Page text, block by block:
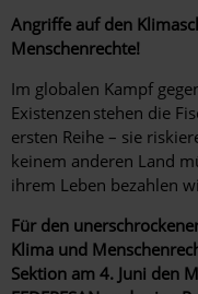
Angriffe auf den
Menschenrechte!
Im globalen Kampf
Existenzen stehen die
ersten Reihe – sie
keinem anderen Land
ihrem Leben bezahlen
Für den
Klima und
Sektion am 4. Juni den